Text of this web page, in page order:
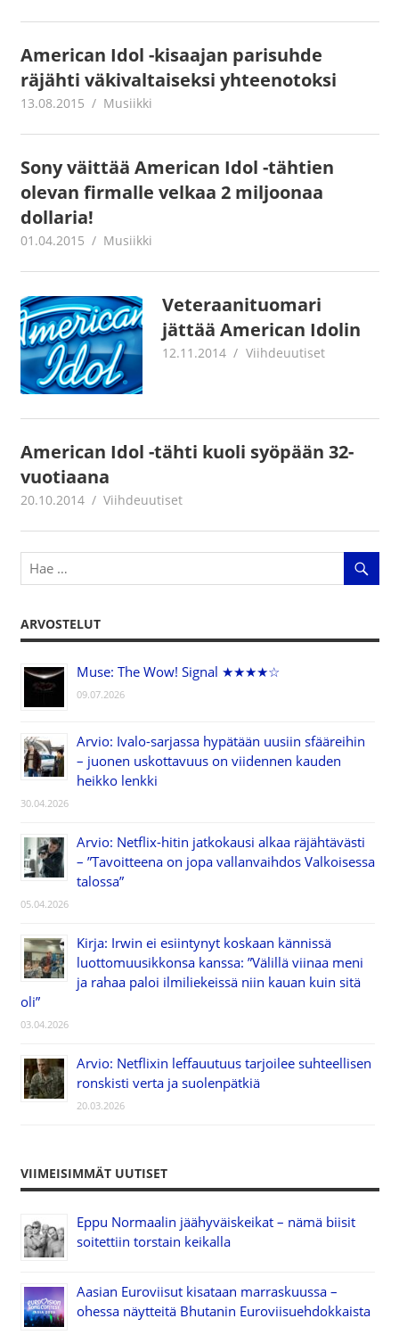
American Idol -kisaajan parisuhde
räjähti väkivaltaiseksi yhteenotoksi
13.08.2015 mestanet
Musiikki
Sony väittää American Idol -tähtien
olevan firmalle velkaa 2 miljoonaa
dollaria!
01.04.2015 mestanet
Musiikki
Veteraanituomari
jättää American Idolin
12.11.2014 mestanet
Viihdeuutiset
American Idol -tähti kuoli syöpään 32-
vuotiaana
20.10.2014 mestanet
Viihdeuutiset
ARVOSTELUT
Muse: The Wow! Signal ★★★★☆
09.07.2026
Arvio: Ivalo-sarjassa hypätään uusiin sfääreihin
– juonen uskottavuus on viidennen kauden
heikko lenkki
30.04.2026
Arvio: Netflix-hitin jatkokausi alkaa räjähtävästi
– ”Tavoitteena on jopa vallanvaihdos Valkoisessa
talossa”
05.04.2026
Kirja: Irwin ei esiintynyt koskaan kännissä
luottomuusikkonsa kanssa: ”Välillä viinaa meni
ja rahaa paloi ilmiliekeissä niin kauan kuin sitä
oli”
03.04.2026
Arvio: Netflixin leffauutuus tarjoilee suhteellisen
ronskisti verta ja suolenpätkiä
20.03.2026
VIIMEISIMMÄT UUTISET
Eppu Normaalin jäähyväiskeikat – nämä biisit
soitettiin torstain keikalla
Aasian Euroviisut kisataan marraskuussa –
ohessa näytteitä Bhutanin Euroviisuehdokkaista